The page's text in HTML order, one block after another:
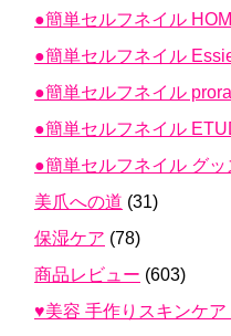
●簡単セルフネイル
●簡単セルフネイル
●簡単セルフネイル
●簡単セルフネイル
●簡単セルフネイル グッ
美爪への道 (31)
保湿ケア (78)
商品レビュー (603)
♥美容 手作りスキンケア